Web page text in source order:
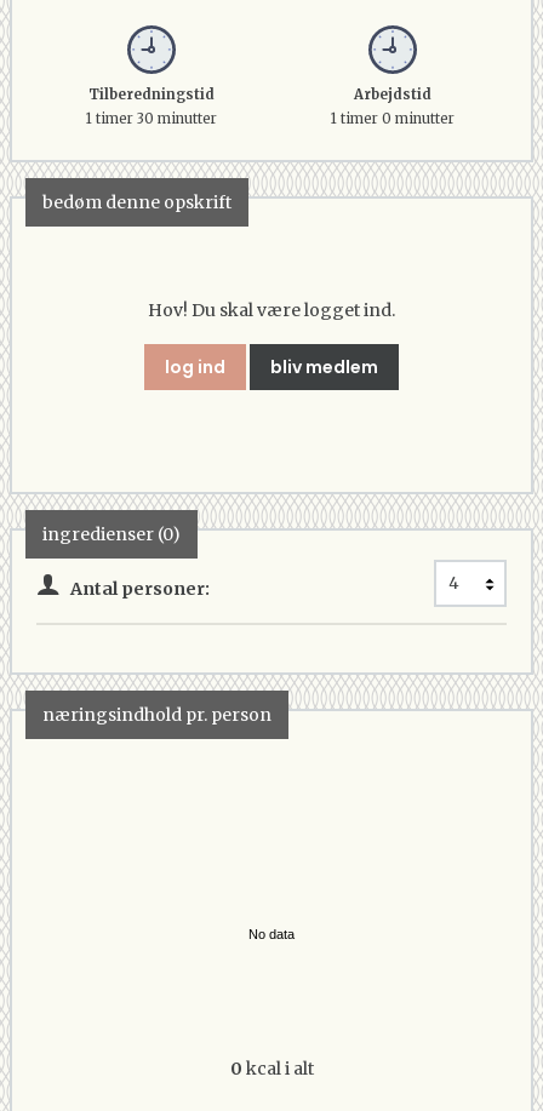
Tilberedningstid
1 timer 30 minutter
Arbejdstid
1 timer 0 minutter
bedøm denne opskrift
Hov! Du skal være logget ind.
log ind bliv medlem
ingredienser (0)
Antal personer:
næringsindhold pr. person
No data
0 kcal i alt